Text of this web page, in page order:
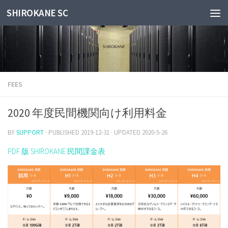
Skip to content
SHIROKANE SC
FEES
2020 年度民間機関向け利用料金
BYSUPPORT · PUBLISHED 2019-12-31 · UPDATED 2020-5-26
PDF 版 SHIROKANE 民間課金表